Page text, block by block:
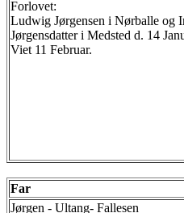
Forlovet:
Ludwig Jørgensen i Nørballe og
Jørgensdatter i Medsted d. 14
Viet 11 Februar.
Far
Jørgen - Ultang- Fallesen